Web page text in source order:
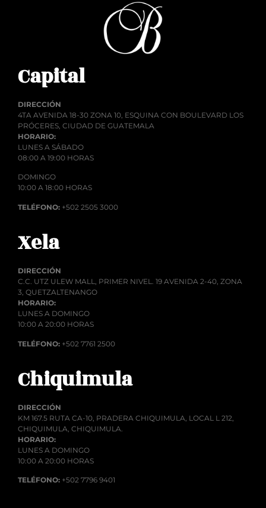
Capital
DIRECCIÓN
4TA AVENIDA 18-30 ZONA 10, ESQUINA CON BOULEVARD LOS
PRÓCERES, CIUDAD DE GUATEMALA
HORARIO:
LUNES A SÁBADO
08:00 A 19:00 HORAS
DOMINGO
10:00 A 18:00 HORAS
TELÉFONO: +502 2505 3000
Xela
DIRECCIÓN
C.C. UTZ ULEW MALL, PRIMER NIVEL. 19 AVENIDA 2-40, ZONA
3, QUETZALTENANGO
HORARIO:
LUNES A DOMINGO
10:00 A 20:00 HORAS
TELÉFONO: +502 7761 2500
Chiquimula
DIRECCIÓN
KM 167.5 RUTA CA-10, PRADERA CHIQUIMULA, LOCAL L 212,
CHIQUIMULA, CHIQUIMULA.
HORARIO:
LUNES A DOMINGO
10:00 A 20:00 HORAS
TELÉFONO: +502 7796 9401